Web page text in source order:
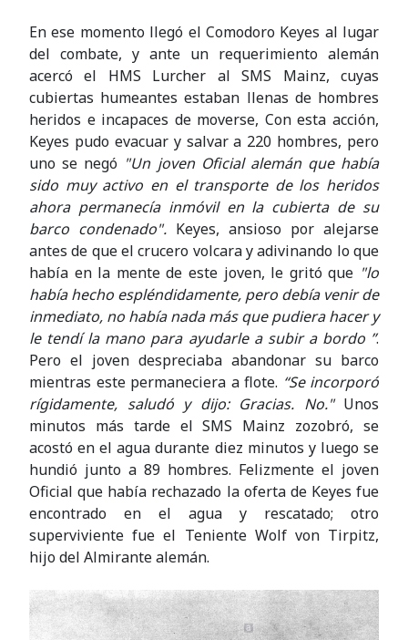
En ese momento llegó el Comodoro Keyes al lugar
del combate, y ante un requerimiento alemán
acercó el HMS Lurcher al SMS Mainz, cuyas
cubiertas humeantes estaban llenas de hombres
heridos e incapaces de moverse, Con esta acción,
Keyes pudo evacuar y salvar a 220 hombres, pero
uno se negó "Un joven Oficial alemán que había
sido muy activo en el transporte de los heridos
ahora permanecía inmóvil en la cubierta de su
barco condenado". Keyes, ansioso por alejarse
antes de que el crucero volcara y adivinando lo que
había en la mente de este joven, le gritó que "lo
había hecho espléndidamente, pero debía venir de
inmediato, no había nada más que pudiera hacer y
le tendí la mano para ayudarle a subir a bordo ”.
Pero el joven despreciaba abandonar su barco
mientras este permaneciera a flote. “Se incorporó
rígidamente, saludó y dijo: Gracias. No."Unos
minutos más tarde el SMS Mainz zozobró, se
acostó en el agua durante diez minutos y luego se
hundió junto a 89 hombres. Felizmente el joven
Oficial que había rechazado la oferta de Keyes fue
encontrado en el agua y rescatado; otro
superviviente fue el Teniente Wolf von Tirpitz,
hijo del Almirante alemán.